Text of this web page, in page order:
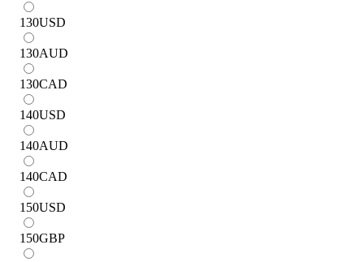
130USD
130AUD
130CAD
140USD
140AUD
140CAD
150USD
150GBP